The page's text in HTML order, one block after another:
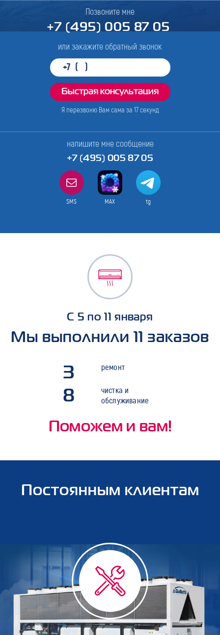
Позвоните мне
+7 (495) 005 87 05
или закажите обратный звонок
Я перезвоню Вам сама за 17секунд
напишите мне сообщение
+7 (495) 005 87 05
SMS MAX tg
С 5 по 11 января
Мы выполнили 11 заказов
3 ремонт
8
чистка и
обслуживание
Поможем и вам!
Постоянным клиентам